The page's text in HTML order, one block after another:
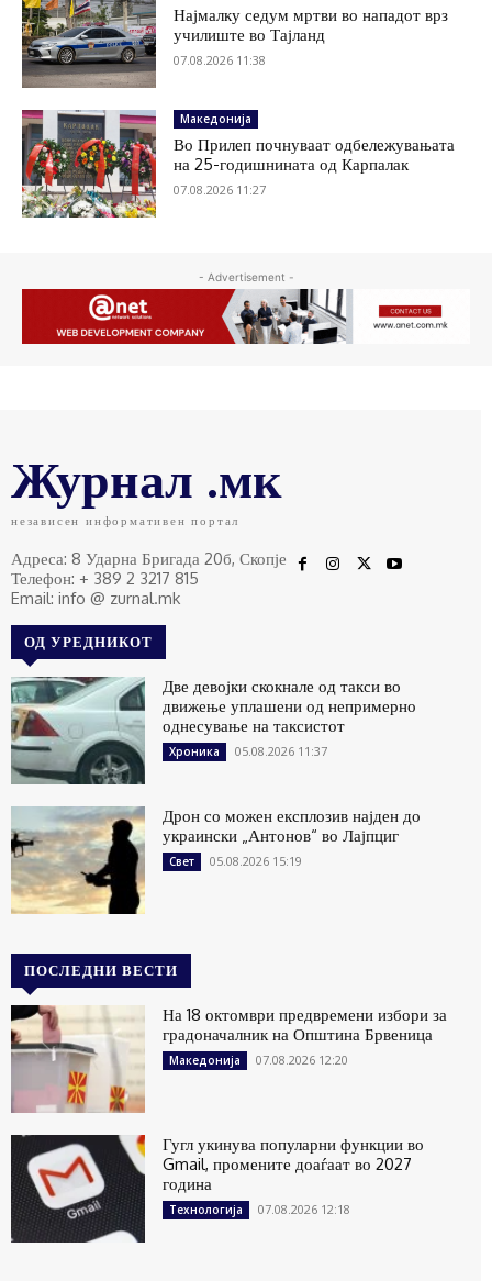
Најмалку седум мртви во нападот врз
училиште во Тајланд
07.08.2026 11:38
Македонија
Во Прилеп почнуваат одбележувањата
на 25-годишнината од Карпалак
07.08.2026 11:27
- Advertisement -
Журнал .мк
независен информативен портал
Адреса: 8 Ударна Бригада 20б, Скопје
Телефон: + 389 2 3217 815
Email: info @ zurnal.mk
ОД УРЕДНИКОТ
Две девојки скокнале од такси во
движење уплашени од непримерно
однесување на таксистот
Хроника 05.08.2026 11:37
Дрон со можен експлозив најден до
украински „Антонов“ во Лајпциг
Свет 05.08.2026 15:19
ПОСЛЕДНИ ВЕСТИ
На 18 октомври предвремени избори за
градоначалник на Општина Брвеница
Македонија 07.08.2026 12:20
Гугл укинува популарни функции во
Gmail, промените доаѓаат во 2027
година
Технологија 07.08.2026 12:18